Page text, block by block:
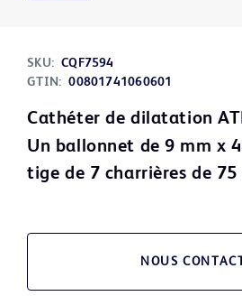
SKU: CQF7594
GTIN: 00801741060601
Cathéter de dilatation
Un ballonnet de 9 mm x
tige de 7 charrières de 75
NOUS